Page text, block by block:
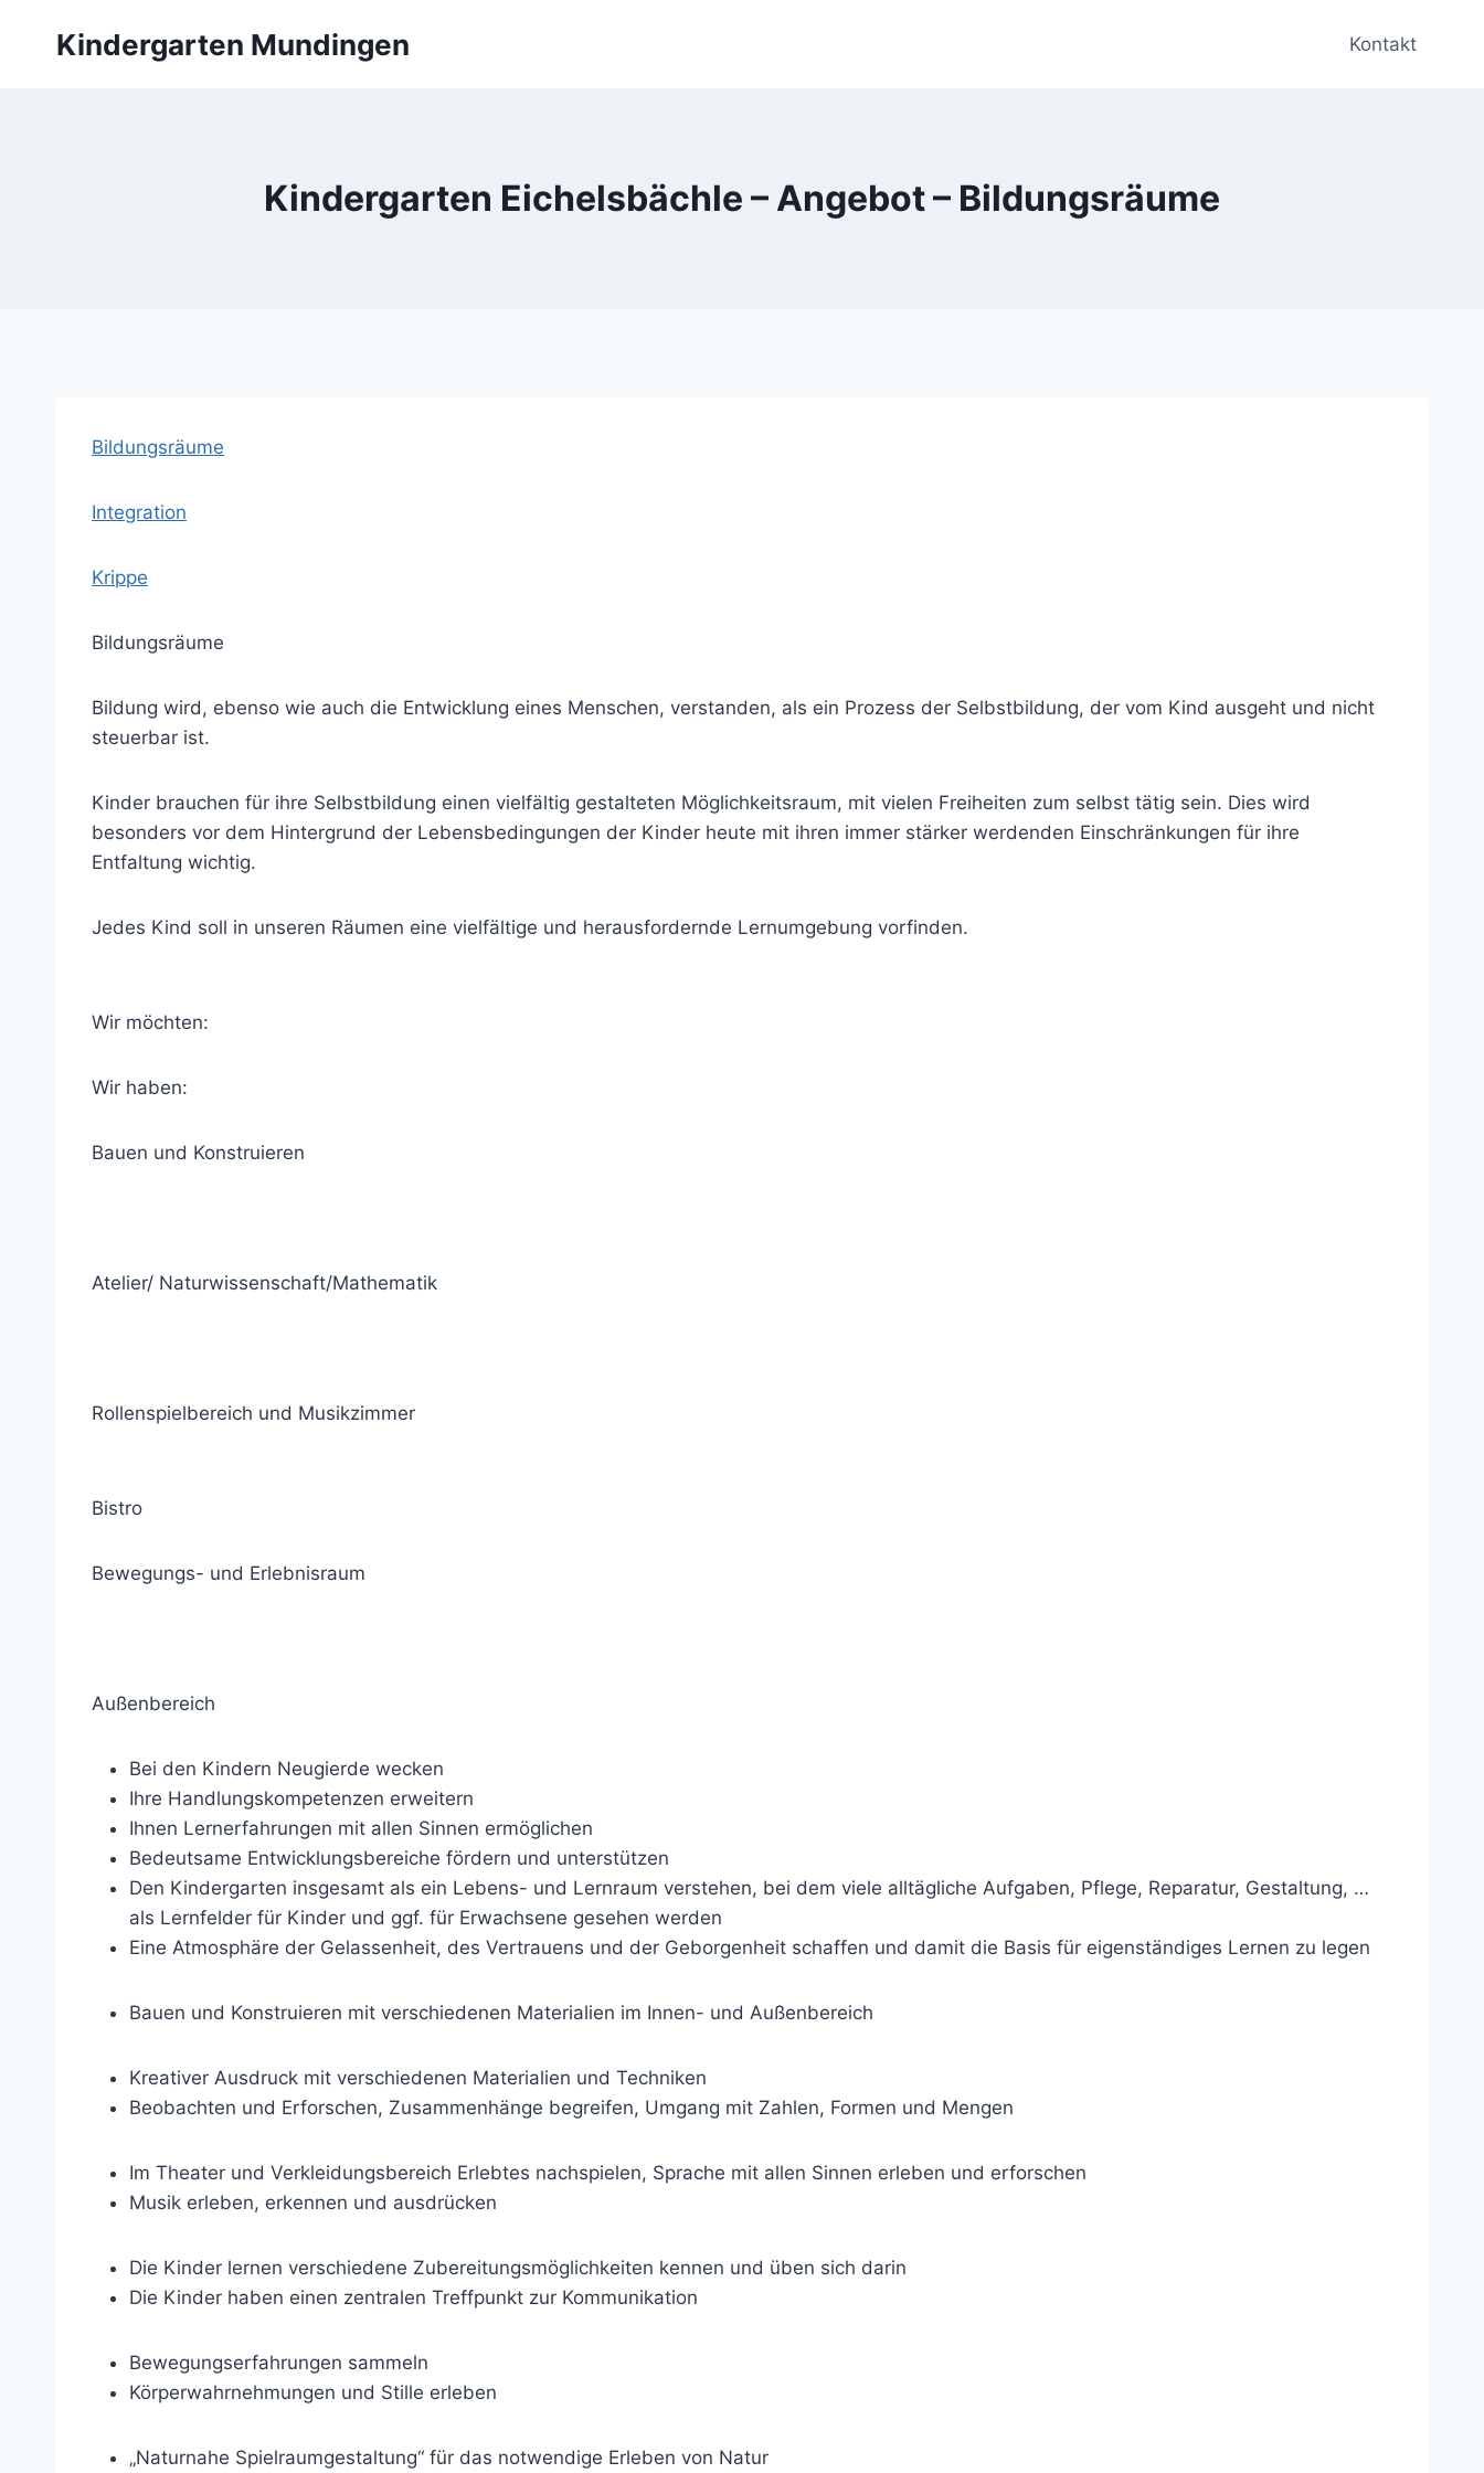
Kindergarten Mundingen Kontakt
Kindergarten Eichelsbächle – Angebot – Bildungsräume
Bildungsräume
Integration
Krippe
Bildungsräume
Bildung wird, ebenso wie auch die Entwicklung eines Menschen, verstanden, als ein Prozess der Selbstbildung, der vom Kind ausgeht und nicht
steuerbar ist.
Kinder brauchen für ihre Selbstbildung einen vielfältig gestalteten Möglichkeitsraum, mit vielen Freiheiten zum selbst tätig sein. Dies wird
besonders vor dem Hintergrund der Lebensbedingungen der Kinder heute mit ihren immer stärker werdenden Einschränkungen für ihre
Entfaltung wichtig.
Jedes Kind soll in unseren Räumen eine vielfältige und herausfordernde Lernumgebung vorfinden.
Wir möchten:
Wir haben:
Bauen und Konstruieren
Atelier/ Naturwissenschaft/Mathematik
Rollenspielbereich und Musikzimmer
Bistro
Bewegungs- und Erlebnisraum
Außenbereich
Bei den Kindern Neugierde wecken
Ihre Handlungskompetenzen erweitern
Ihnen Lernerfahrungen mit allen Sinnen ermöglichen
Bedeutsame Entwicklungsbereiche fördern und unterstützen
Den Kindergarten insgesamt als ein Lebens- und Lernraum verstehen, bei dem viele alltägliche Aufgaben, Pflege, Reparatur, Gestaltung, …
als Lernfelder für Kinder und ggf. für Erwachsene gesehen werden
Eine Atmosphäre der Gelassenheit, des Vertrauens und der Geborgenheit schaffen und damit die Basis für eigenständiges Lernen zu legen
Bauen und Konstruieren mit verschiedenen Materialien im Innen- und Außenbereich
Kreativer Ausdruck mit verschiedenen Materialien und Techniken
Beobachten und Erforschen, Zusammenhänge begreifen, Umgang mit Zahlen, Formen und Mengen
Im Theater und Verkleidungsbereich Erlebtes nachspielen, Sprache mit allen Sinnen erleben und erforschen
Musik erleben, erkennen und ausdrücken
Die Kinder lernen verschiedene Zubereitungsmöglichkeiten kennen und üben sich darin
Die Kinder haben einen zentralen Treffpunkt zur Kommunikation
Bewegungserfahrungen sammeln
Körperwahrnehmungen und Stille erleben
„Naturnahe Spielraumgestaltung“ für das notwendige Erleben von Natur